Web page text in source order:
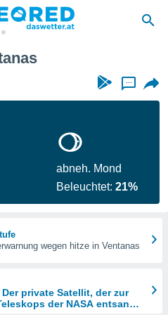
...
abneh. Mond
Beleuchtet:21%
wegen hitze in Ventanas
private Satellit, der zur
der NASA entsandt